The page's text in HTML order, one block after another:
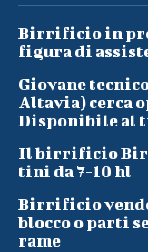
Birrificio in
figura di
Giovane
Altavia) cerca
Disponibile al
Il birrificio
tini da 7-10 hl
Birrificio
blocco o parti
rame